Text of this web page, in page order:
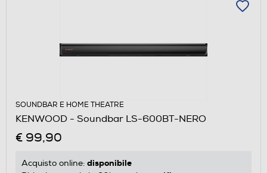
SOUNDBAR E HOME THEATRE
KENWOOD - Soundbar LS-600BT-NERO
€ 99,90
Acquisto online: disponibile